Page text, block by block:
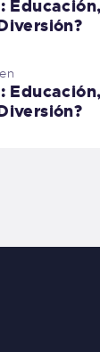
Educación,
Educación,